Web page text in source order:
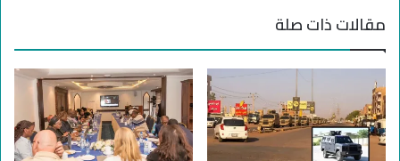
ل
ا
س
ت
ر
ة
ل
ج
ي
ش
مقالات ذات صلة